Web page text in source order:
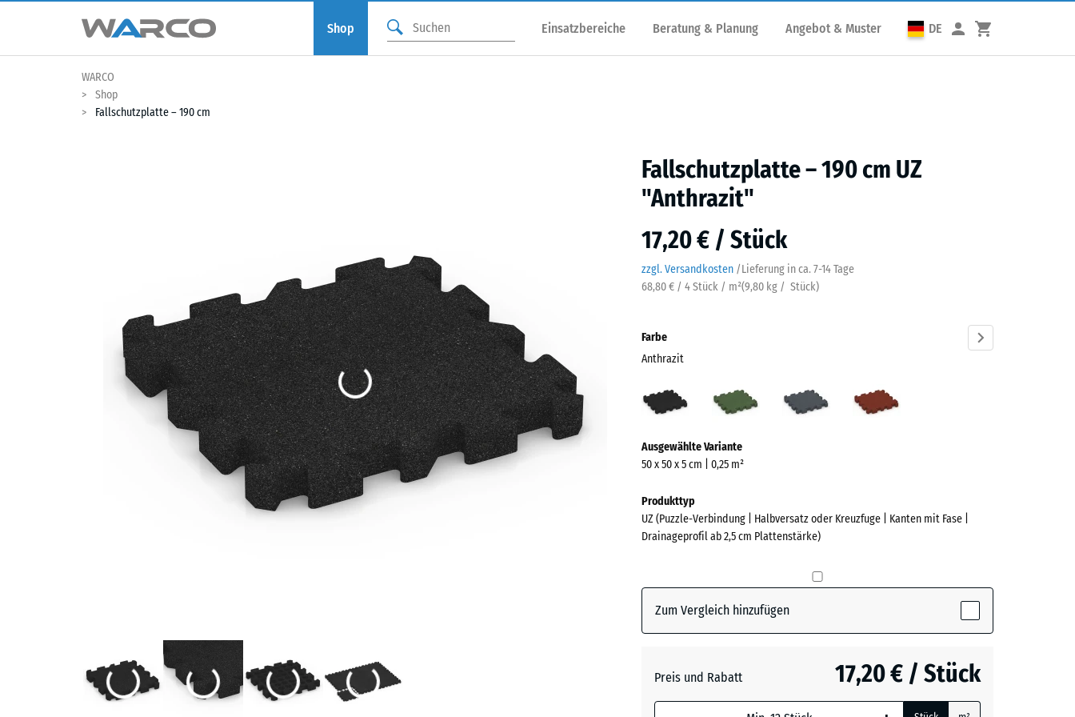
Shop Einsatzbereiche Beratung & Planung Angebot & Muster DE
WARCO
Shop
Fallschutzplatte – 190 cm
Fallschutzplatte – 190 cm UZ
"Anthrazit"
17,20 € / Stück
zzgl. Versandkosten /Lieferung in ca. 7-14 Tage
68,80 € / 4 Stück / m²(9,80 kg / Stück)
Farbe
Anthrazit
(active)
Grasgrün Schiefergrau
Informationen
zu
Farben?
Farbpalette
(active)
+ 0,60 €
Ausgewählte Variante
50 x 50 x 5 cm | 0,25 m²
Produkttyp
UZ (Puzzle-Verbindung | Halbversatz oder Kreuzfuge | Kanten mit Fase |
Drainageprofil ab 2,5 cm Plattenstärke)
Zum Vergleich hinzufügen
Preis und Rabatt 17,20 € / Stück